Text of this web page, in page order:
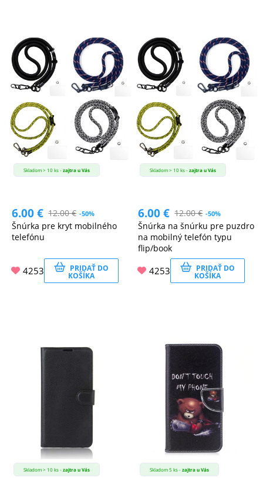
Skladom > 10 ks -zajtra u Vás
6.00€ 12.00€ -50%
Šnúrka pre kryt mobilného
telefónu
4253 PRIDAŤ DO
KOŠÍKA
Skladom > 10 ks -zajtra u Vás
6.00€ 12.00€ -50%
Šnúrka na šnúrku pre puzdro
na mobilný telefón typu
flip/book
4253 PRIDAŤ DO
KOŠÍKA
Skladom > 10 ks -zajtra u Vás Skladom 5 ks -zajtra u Vás